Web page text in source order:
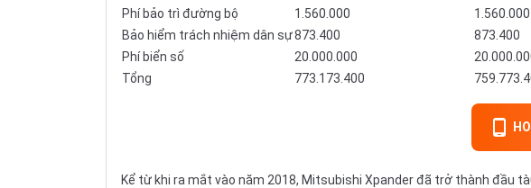
Phí bảo trì đường bộ
1.560.000 1.560.000
Bảo hiểm trách nhiệm dân sự873.400 873.400
Phí biển số
20.000.000
Tổng
773.173.400
Kể từ khi ra mắt vào năm 2018, Mitsubishi Xpander đã trở thành đầu